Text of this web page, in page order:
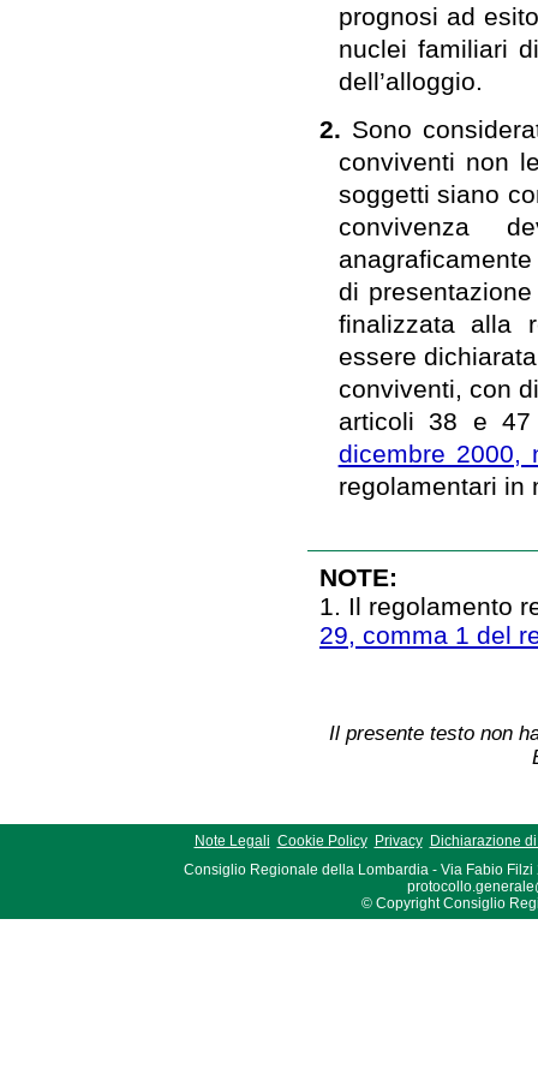
prognosi ad
nuclei familiari
dell’alloggio.
2. Sono
conviventi non
soggetti siano
convivenza
di
finalizzata alla
essere
conviventi, con
articoli 38 e
dicembre 2000,
regolamentari in
NOTE:
1. Il regolamento
29, comma 1 del
Il presente testo non
Note Legali Cookie Policy Privacy
Dichiarazione
Consiglio Regionale della Lombardia - Via Fabio Filzi
© Copyright Consiglio